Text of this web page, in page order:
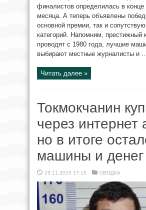
финалистов определилась в конце
месяца. А теперь объявлены
основной премии, так и
категорий. Напомним, престижный
проводят с 1980 года, лучшие
выбирают местные журналисты и
Читать далее »
Токмокчанин
через интернет
но в итоге
машины и денег
25.11.2025 17:15 СВОДКА